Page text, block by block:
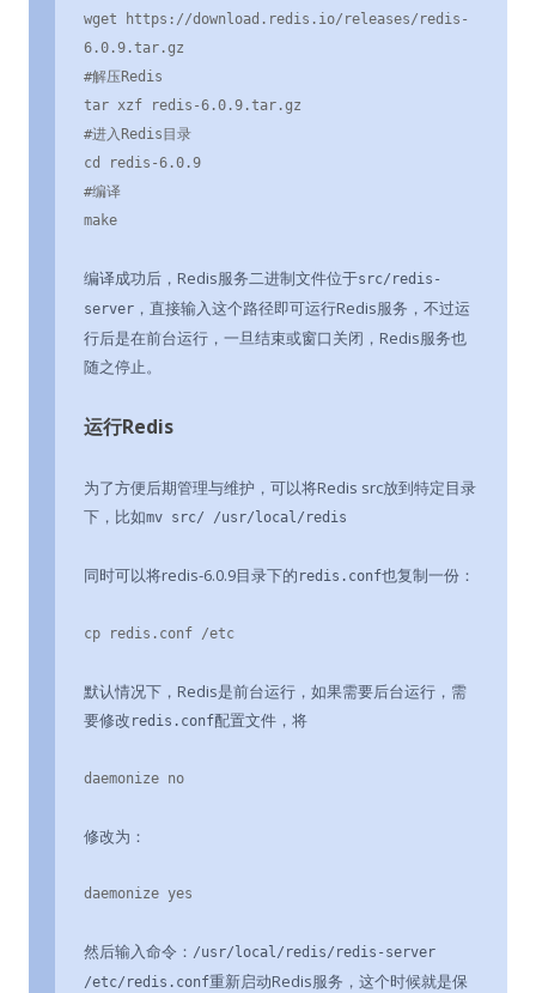
wget https://download.redis.io/releases/redis-
6.0.9.tar.gz
#解压Redis
tar xzf redis-6.0.9.tar.gz
#进入Redis目录
cd redis-6.0.9
#编译
make
编译成功后，Redis服务二进制文件位于src/redis-
server ，直接输入这个路径即可运行Redis服务，不过运
行后是在前台运行，一旦结束或窗口关闭，Redis服务也
随之停止。
运行Redis
为了方便后期管理与维护，可以将Redis src放到特定目录
下，比如mv src/ /usr/local/redis
同时可以将redis-6.0.9目录下的 redis.conf也复制一份：
cp redis.conf /etc
默认情况下，Redis是前台运行，如果需要后台运行，需
要修改 redis.conf配置文件，将
daemonize no
修改为：
daemonize yes
然后输入命令： /usr/local/redis/redis-server
/etc/redis.conf重新启动Redis服务，这个时候就是保